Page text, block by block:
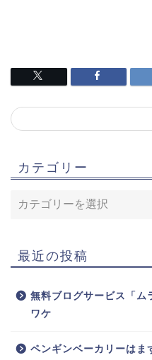
カテゴリー
最近の投稿
無料ブログサービス「ム
ワケ
ペンギンベーカリーはま